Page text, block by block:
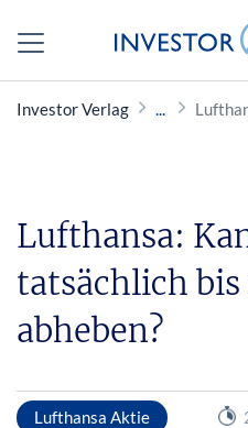
Investor Verlag
Lufthansa:
tatsächlich bis
abheben?
Lufthansa Aktie